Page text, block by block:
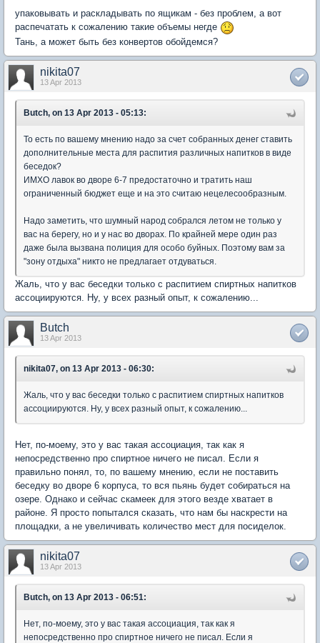
упаковывать и раскладывать по ящикам - без проблем, а вот
распечатать к сожалению такие объемы негде
Тань, а может быть без конвертов обойдемся?
nikita07
13 Apr 2013
Butch, on 13 Apr 2013 - 05:13:
То есть по вашему мнению надо за счет собранных денег ставить
дополнительные места для распития различных напитков в виде
беседок?
ИМХО лавок во дворе 6-7 предостаточно и тратить наш
ограниченный бюджет еще и на это считаю нецелесообразным.
Надо заметить, что шумный народ собрался летом не только у
вас на берегу, но и у нас во дворах. По крайней мере один раз
даже была вызвана полиция для особо буйных. Поэтому вам за
"зону отдыха" никто не предлагает отдуваться.
Жаль, что у вас беседки только с распитием спиртных напитков
ассоциируются. Ну, у всех разный опыт, к сожалению...
Butch
13 Apr 2013
nikita07, on 13 Apr 2013 - 06:30:
Жаль, что у вас беседки только с распитием спиртных напитков
ассоциируются. Ну, у всех разный опыт, к сожалению...
Нет, по-моему, это у вас такая ассоциация, так как я
непосредственно про спиртное ничего не писал. Если я
правильно понял, то, по вашему мнению, если не поставить
беседку во дворе 6 корпуса, то вся пьянь будет собираться на
озере. Однако и сейчас скамеек для этого везде хватает в
районе. Я просто попытался сказать, что нам бы наскрести на
площадки, а не увеличивать количество мест для посиделок.
nikita07
13 Apr 2013
Butch, on 13 Apr 2013 - 06:51:
Нет, по-моему, это у вас такая ассоциация, так как я
непосредственно про спиртное ничего не писал. Если я